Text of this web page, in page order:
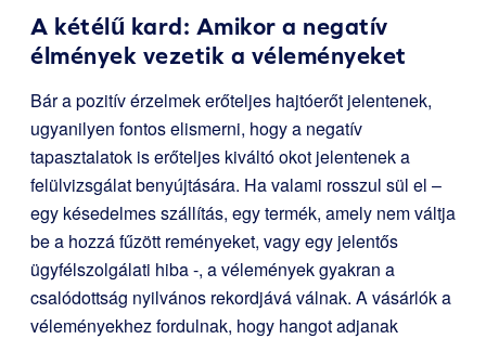
A kétélű kard: Amikor a negatív
élmények vezetik a véleményeket
Bár a pozitív érzelmek erőteljes hajtóerőt jelentenek,
ugyanilyen fontos elismerni, hogy a negatív
tapasztalatok is erőteljes kiváltó okot jelentenek a
felülvizsgálat benyújtására. Ha valami rosszul sül el –
egy késedelmes szállítás, egy termék, amely nem váltja
be a hozzá fűzött reményeket, vagy egy jelentős
ügyfélszolgálati hiba -, a vélemények gyakran a
csalódottság nyilvános rekordjává válnak. A vásárlók a
véleményekhez fordulnak, hogy hangot adjanak